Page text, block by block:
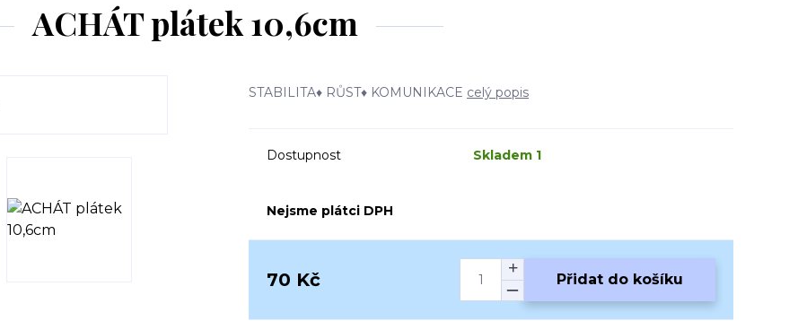
ACHÁT plátek 10,6cm
STABILITA♦ RŮST♦ KOMUNIKACE celý popis
Dostupnost Skladem 1
Nejsme plátci DPH
70 Kč Přidat do košíku